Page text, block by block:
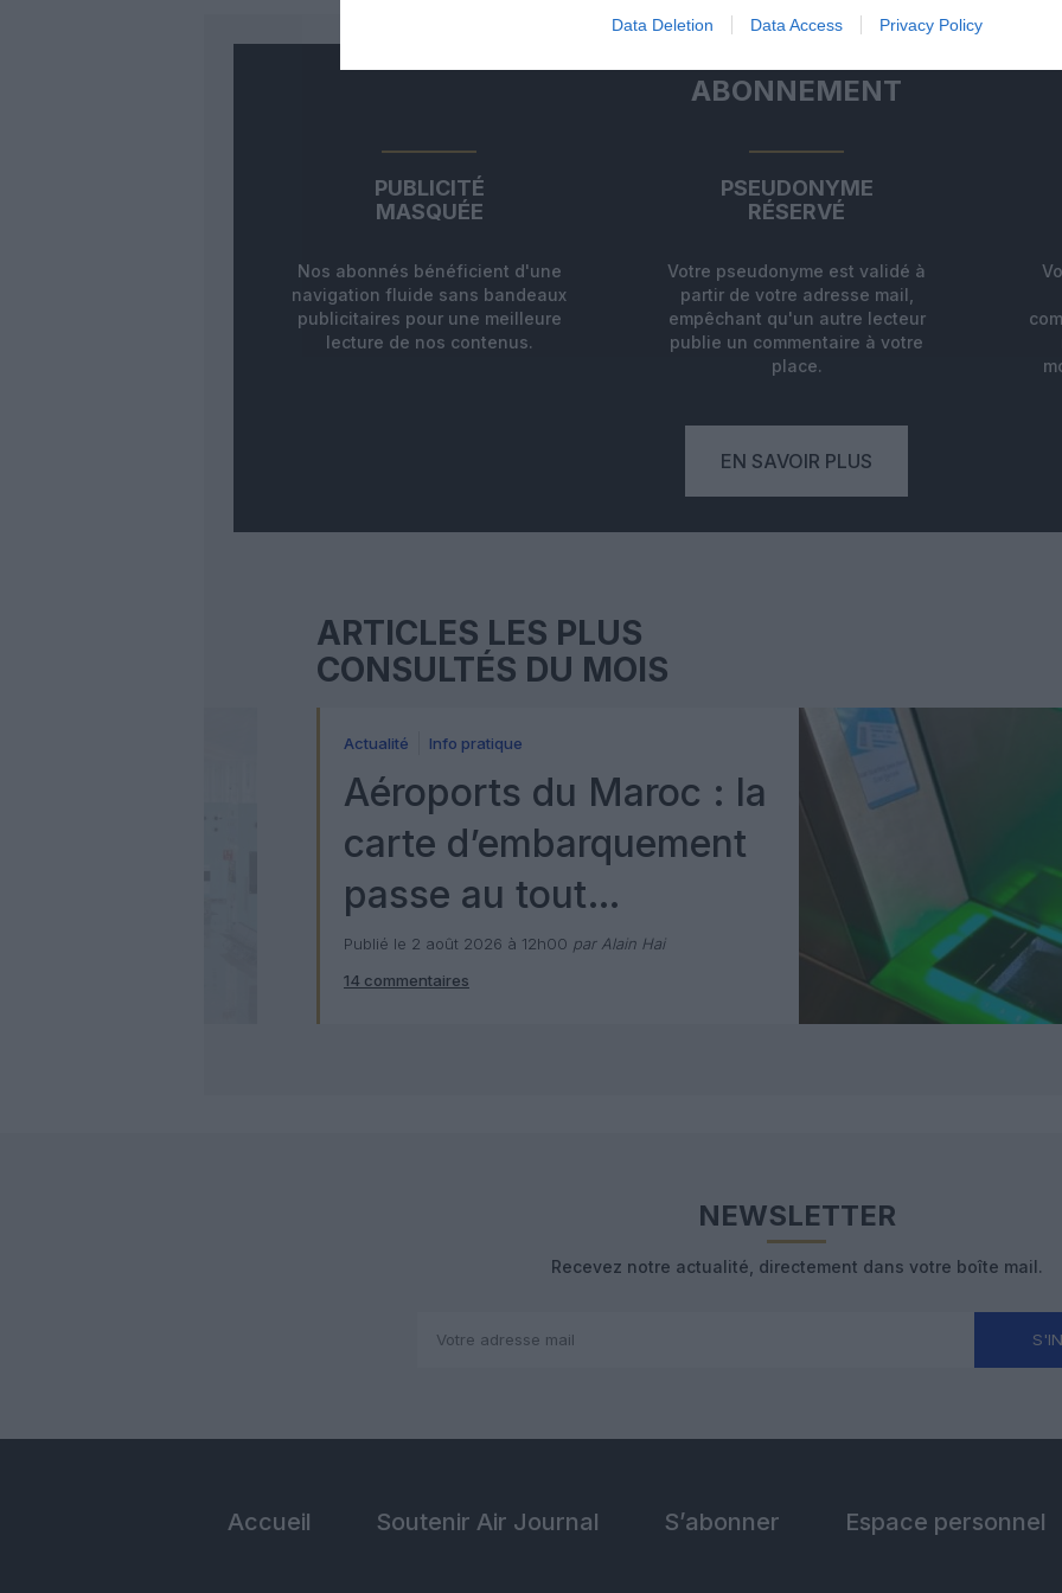
Data Deletion Data Access Privacy Policy
ABONNEMENT
PUBLICITÉ
MASQUÉE
Nos abonnés bénéficient d'une
navigation fluide sans bandeaux
publicitaires pour une meilleure
lecture de nos contenus.
PSEUDONYME
RÉSERVÉ
Votre pseudonyme est validé à
partir de votre adresse mail,
empêchant qu'un autre lecteur
publie un commentaire à votre
place.
EN SAVOIR PLUS
ARTICLES LES PLUS
CONSULTÉS DU MOIS
Actualité Info pratique
Aéroports du Maroc : la
carte d’embarquement
passe au tout
numérique avec Pax
Check
Publié le 2 août 2026 à 12h00 par Alain Hai
14 commentaires
NEWSLETTER
Recevez notre actualité, directement dans votre boîte mail.
Accueil Soutenir Air Journal S’abonner Espace personnel